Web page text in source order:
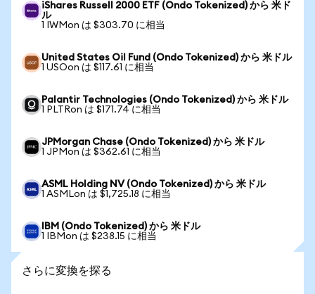
iShares Russell 2000 ETF (Ondo Tokenized) から 米ド
ル
1 IWMon は $303.70 に相当
United States Oil Fund (Ondo Tokenized) から 米ドル
1 USOon は $117.61 に相当
Palantir Technologies (Ondo Tokenized) から 米ドル
1 PLTRon は $171.74 に相当
JPMorgan Chase (Ondo Tokenized) から 米ドル
1 JPMon は $362.61 に相当
ASML Holding NV (Ondo Tokenized) から 米ドル
1 ASMLon は $1,725.18 に相当
IBM (Ondo Tokenized) から 米ドル
1 IBMon は $238.15 に相当
さらに変換を探る